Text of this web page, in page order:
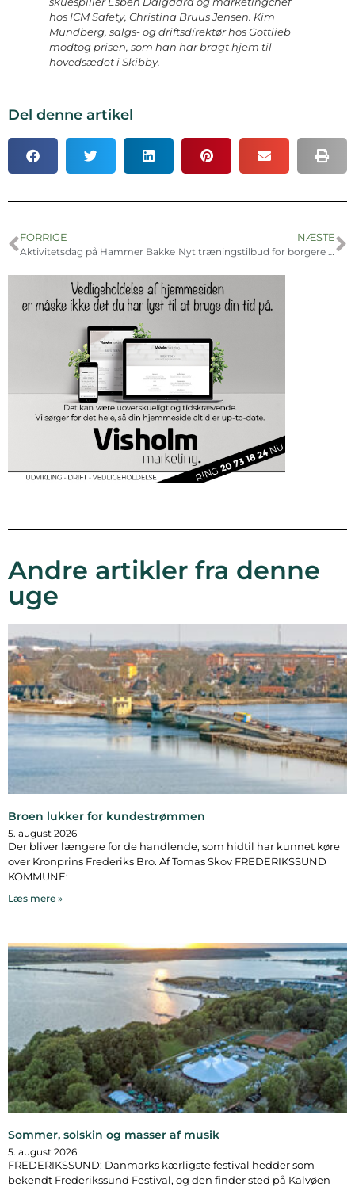
hos ICM Safety, Christina Bruus Jensen. Kim
Mundberg, salgs- og driftsdírektør hos Gottlieb
modtog prisen, som han har bragt hjem til
hovedsædet i Skibby.
Del denne artikel
FORRIGE
Aktivitetsdag på Hammer Bakke
NÆSTE
Nyt træningstilbud for borgere med demens
Andre artikler fra denne
uge
Broen lukker for kundestrømmen
5. august 2026
Der bliver længere for de handlende, som hidtil har kunnet køre
over Kronprins Frederiks Bro. Af Tomas Skov FREDERIKSSUND
KOMMUNE:
Læs mere »
Sommer, solskin og masser af musik
5. august 2026
FREDERIKSSUND: Danmarks kærligste festival hedder som
bekendt Frederikssund Festival, og den finder sted på Kalvøen